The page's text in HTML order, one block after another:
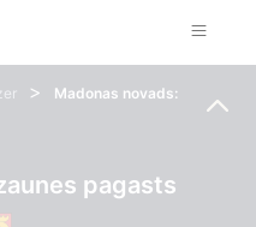
>
Madonas novads:
pagasts